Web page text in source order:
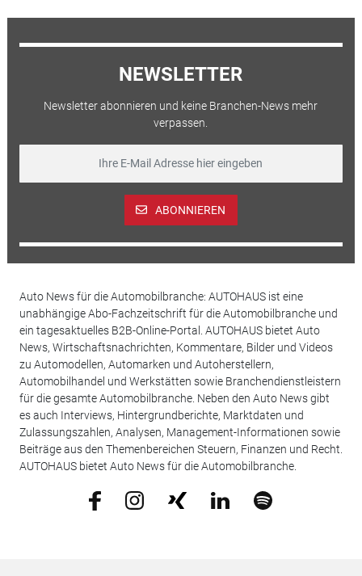
NEWSLETTER
Newsletter abonnieren und keine Branchen-News mehr
verpassen.
ABONNIEREN
Auto News für die Automobilbranche: AUTOHAUS ist eine
unabhängige Abo-Fachzeitschrift für die Automobilbranche und
ein tagesaktuelles B2B-Online-Portal. AUTOHAUS bietet Auto
News, Wirtschaftsnachrichten, Kommentare, Bilder und Videos
zu Automodellen, Automarken und Autoherstellern,
Automobilhandel und Werkstätten sowie Branchendienstleistern
für die gesamte Automobilbranche. Neben den Auto News gibt
es auch Interviews, Hintergrundberichte, Marktdaten und
Zulassungszahlen, Analysen, Management-Informationen sowie
Beiträge aus den Themenbereichen Steuern, Finanzen und Recht.
AUTOHAUS bietet Auto News für die Automobilbranche.